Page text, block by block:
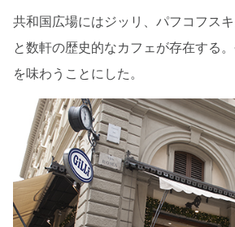
共和国広場にはジッリ、パフコフス
と数軒の歴史的なカフェが存在する
を味わうことにした。